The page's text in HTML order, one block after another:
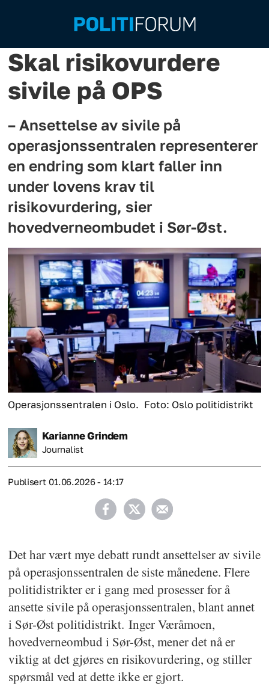
Skal risikovurdere
sivile på OPS
– Ansettelse av sivile på
operasjonssentralen representerer
en endring som klart faller inn
under lovens krav til
risikovurdering, sier
hovedverneombudet i Sør-Øst.
Operasjonssentralen i Oslo. Foto: Oslo politidistrikt
KarianneGrindem
Journalist
Publisert 01.06.2026 - 14:17
Det har vært mye debatt rundt ansettelser av sivile
på operasjonssentralen de siste månedene. Flere
politidistrikter er i gang med prosesser for å
ansette sivile på operasjonssentralen, blant annet
i Sør-Øst politidistrikt. Inger Væråmoen,
hovedverneombud i Sør-Øst, mener det nå er
viktig at det gjøres en risikovurdering, og stiller
spørsmål ved at dette ikke er gjort.